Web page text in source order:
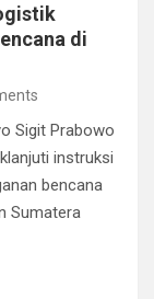
di
Sigit Prabowo
instruksi
bencana
Sumatera